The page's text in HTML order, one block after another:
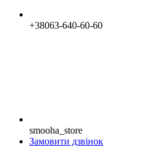
+38063-640-60-60
smooha_store
Замовити дзвінок